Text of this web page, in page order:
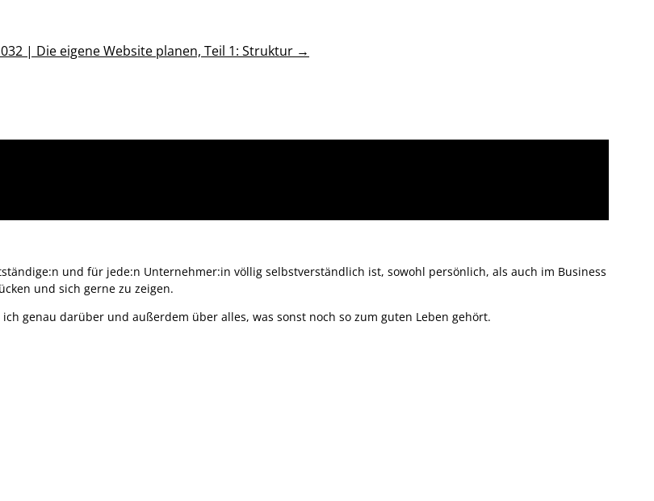
032 | Die eigene Website planen, Teil 1: Struktur →
und für jede:n Unternehmer:in völlig selbstverständlich ist, sowohl persönlich, als auch im Business
und sich gerne zu zeigen.
genau darüber und außerdem über alles, was sonst noch so zum guten Leben gehört.